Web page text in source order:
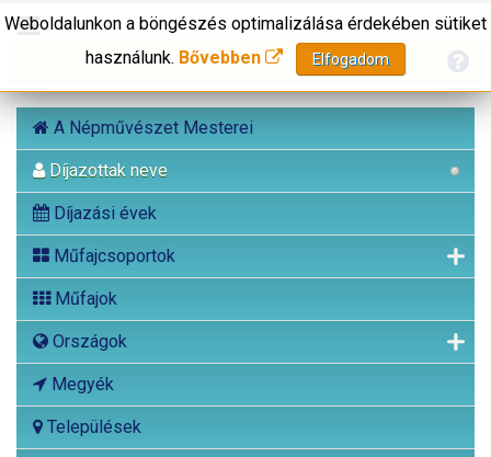
A Népművészet Mesterei
Díjazottak neve
Díjazási évek
Műfajcsoportok
Műfajok
Országok
Megyék
Települések
Weboldalunkon a böngészés optimalizálása érdekében sütiket
használunk. Bővebben Elfogadom